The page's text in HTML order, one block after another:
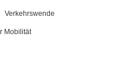
Verkehrswende
Mobilität